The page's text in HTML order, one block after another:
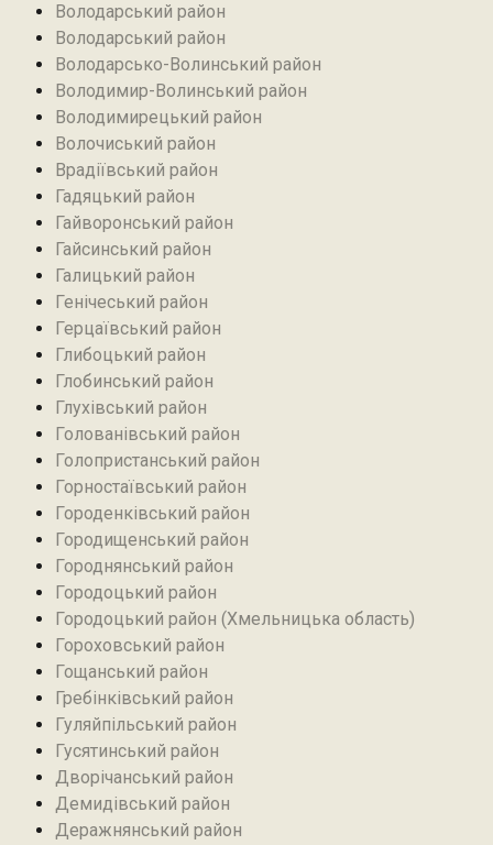
Володарський район
Володарський район
Володарсько-Волинський район
Володимир-Волинський район
Володимирецький район‎
Волочиський район
Врадіївський район‎
Гадяцький район
Гайворонський район
Гайсинський район
Галицький район
Генічеський район
Герцаївський район
Глибоцький район
Глобинський район
Глухівський район‎
Голованівський район
Голопристанський район
Горностаївський район‎
Городенківський район
Городищенський район‎
Городнянський район
Городоцький район
Городоцький район (Хмельницька область)
Гороховський район
Гощанський район
Гребінківський район
Гуляйпільський район‎
Гусятинський район‎
Дворічанський район
Демидівський район
Деражнянський район